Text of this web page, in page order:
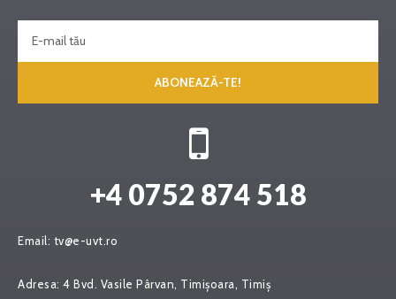
ABONEAZĂ-TE!
+4 0752 874 518
Email: tv@e-uvt.ro
Adresa: 4 Bvd. Vasile Pârvan, Timișoara, Timiș